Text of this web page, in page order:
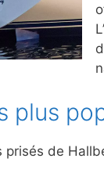
plus
prisés de